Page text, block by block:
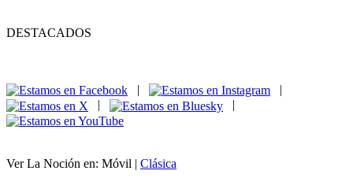
DESTACADOS
|
|
|
|
Ver La Noción en: Móvil | Clásica